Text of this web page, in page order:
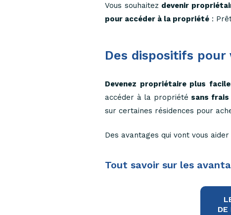
Vous souhaitez devenir
pour accéder à la propriété :
Des dispositifs
Devenez propriétaire plus
accéder à la propriété sans frais
sur certaines résidences pour
Des avantages qui vont vous
Tout savoir sur les
DE